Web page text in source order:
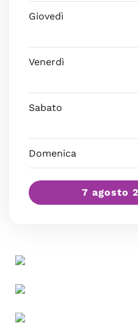
Giovedì
Venerdì
Sabato
Domenica
7 agosto